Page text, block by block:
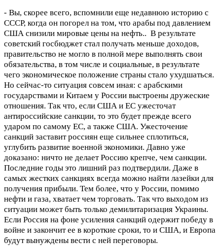
- Вы, скорее всего, вспомнили еще недавнюю историю с
СССР, когда он погорел на том, что арабы под давлением
США снизили мировые цены на нефть.. В результате
советский госбюджет стал получать меньше доходов,
правительство не могло в полной мере выполнять свои
обязательства, в том числе и социальные, в результате
чего экономическое положение страны стало ухудшаться.
Но сейчас-то ситуация совсем иная: с арабскими
государствами и Китаем у России выстроены дружеские
отношения. Так что, если США и ЕС ужесточат
антироссийские санкции, то это будет прежде всего
ударом по самому ЕС, а также США. Ужесточение
санкций заставит россиян еще сильнее сплотиться,
углубить развитие военной экономики. Давно уже
доказано: ничто не делает Россию крепче, чем санкции.
Последние годы это лишний раз подтвердили. Даже в
самых жестких санкциях всегда можно найти лазейки для
получения прибыли. Тем более, что у России, помимо
нефти и газа, хватает чем торговать. Так что выходом из
ситуации может быть только демилитаризация Украины.
Если Россия на фоне усиления санкций одержит победу в
войне и закончит ее в короткие сроки, то и США, и Европа
будут вынуждены вести с ней переговоры.